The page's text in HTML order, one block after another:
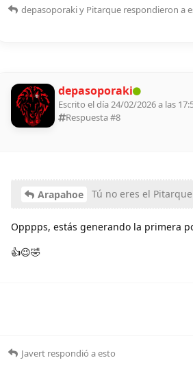
depasoporakiy Pitarque respondieron a
depasoporaki
Escrito el día 24/02/2026 a las
Respuesta #8
Arapahoe Tú no eres el
Opppps, estás generando la primera
👍😉🤣
Javert respondió a esto